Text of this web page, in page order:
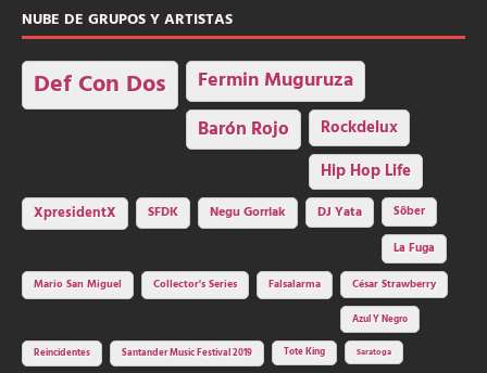
NUBE DE GRUPOS Y ARTISTAS
Def Con Dos Fermin Muguruza
Barón Rojo Rockdelux
Hip Hop Life
XpresidentX SFDK Negu Gorriak DJ Yata
Sôber
La Fuga
Mario San Miguel
Collector's Series Falsalarma César Strawberry
Azul Y Negro
Reincidentes Santander Music Festival 2019 Tote King Saratoga